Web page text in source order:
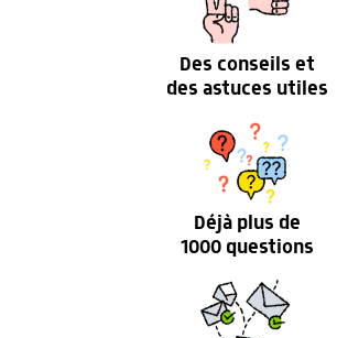
Des conseils et
des astuces utiles
Déjà plus de
1000 questions